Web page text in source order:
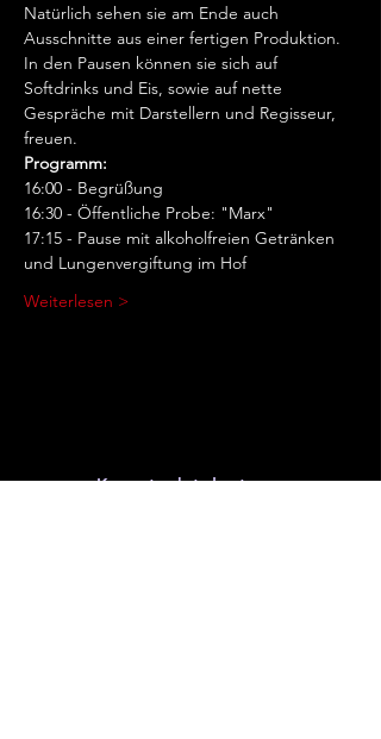
Natürlich sehen sie am Ende auch
Ausschnitte aus einer fertigen Produktion.
In den Pausen können sie sich auf
Softdrinks und Eis, sowie auf nette
Gespräche mit Darstellern und Regisseur,
freuen.
Programm:
16:00 - Begrüßung
16:30 - Öffentliche Probe: "Marx"
17:15 - Pause mit alkoholfreien Getränken
und Lungenvergiftung im Hof
Weiterlesen >
Kontaktdaten